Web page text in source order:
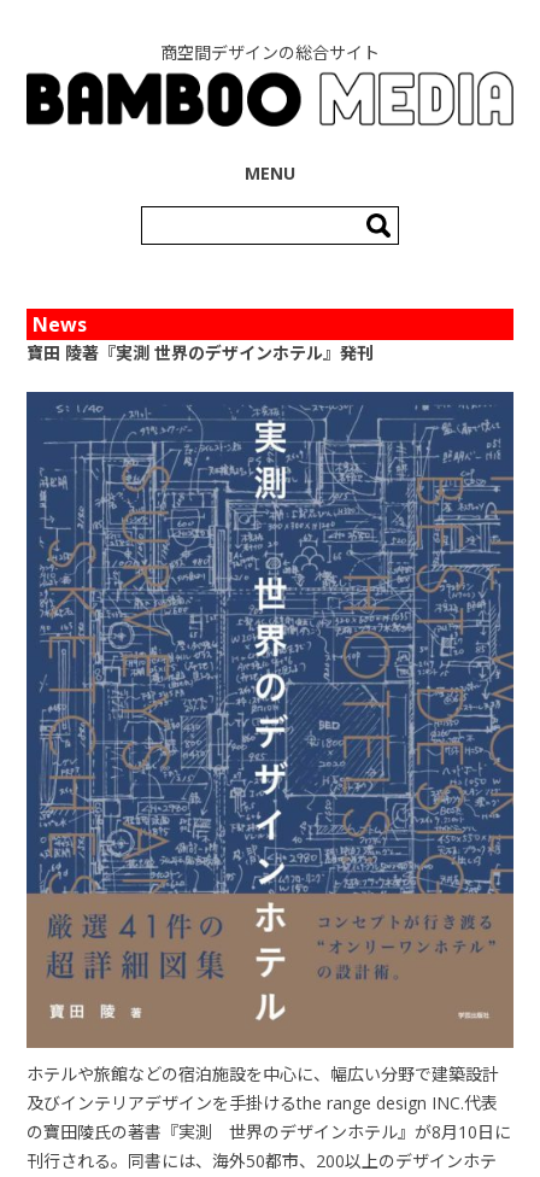
商空間デザインの総合サイト
MENU
索:
News
寶田 陵著『実測 世界のデザインホテル』発刊
ホテルや旅館などの宿泊施設を中心に、幅広い分野で建築設計
及びインテリアデザインを手掛けるthe range design INC.代表
の寶田陵氏の著書『実測 世界のデザインホテル』が8月10日に
刊行される。同書には、海外50都市、200以上のデザインホテ